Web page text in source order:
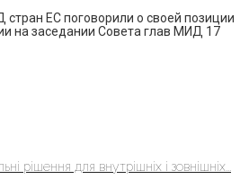
ЕС поговорили о своей позиции
на заседании Совета глав МИД 17
рішення для внутрішніх і зовнішніх...